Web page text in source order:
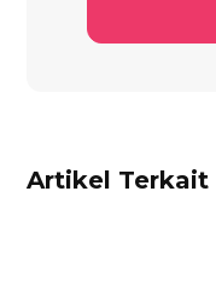
Artikel Terkait